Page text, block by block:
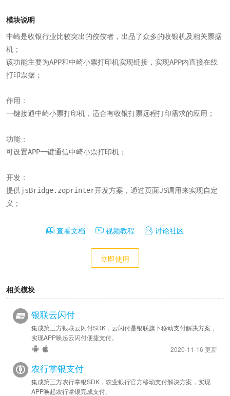
模块说明
中崎是收银行业比较突出的佼佼者，出品了众多的收银机及相关票据
机；
该功能主要为APP和中崎小票打印机实现链接，实现APP内直接在线
打印票据；
作用：
一键接通中崎小票打印机，适合有收银打票远程打印需求的应用；
功能：
可设置APP一键通信中崎小票打印机；
开发：
提供jsBridge.zqprinter开发方案，通过页面JS调用来实现自定
义；
查看文档 视频教程 讨论社区
立即使用
相关模块
银联云闪付
集成第三方银联云闪付SDK，云闪付是银联旗下移动支付解决方案，
实现APP唤起云闪付便捷支付。
2020-11-16 更新
农行掌银支付
集成第三方农行掌银SDK，农业银行官方移动支付解决方案，实现
APP唤起农行掌银完成支付。